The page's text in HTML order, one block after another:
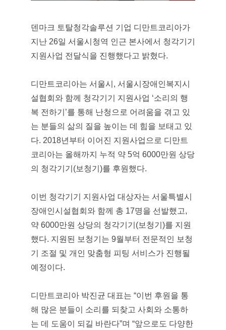
덴마크 토탈청각솔루션 기업 디만트코리아가
지난 26일 서울시청역 인근 본사에서 청각기기
지원사업 전달식을 진행했다고 밝혔다.
디만트코리아는 서울시, 서울시장애인복지시
설협회와 함께 청각기기 지원사업 ‘소리의 행
복 전하기’를 통해 난청으로 어려움을 겪고 있
는 분들의 삶의 질을 높이는 데 힘을 보태고 있
다. 2018년부터 이어진 지원사업으로 디만트
코리아는 올해까지 누적 약 5억 6000만원 상당
의 청각기기(보청기)를 후원했다.
이번 청각기기 지원사업 대상자는 서울특별시
장애인시설협회와 함께 총 17명을 선발했고,
약 6000만원 상당의 청각기기(보청기)를 지원
했다. 지원된 보청기는 9월부터 전문적인 보청
기 조절 및 개인 맞춤형 피팅 서비스가 진행될
예정이다.
디만트코리아 박진균 대표는 “이번 후원을 통
해 많은 분들이 소리를 되찾고 사회와 소통하
는 데 도움이 되길 바란다”며 “앞으로도 다양한